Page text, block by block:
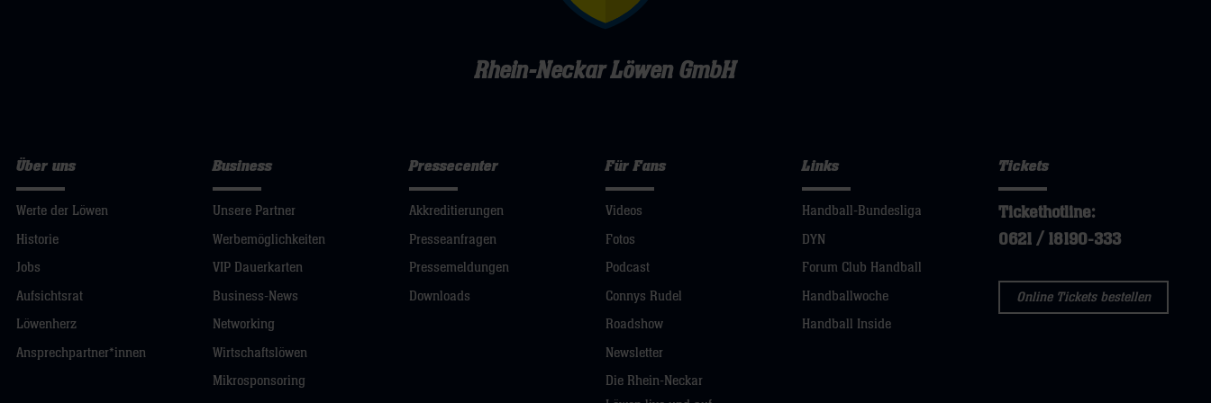
Rhein-Neckar Löwen GmbH
Über uns
Werte der Löwen
Historie
Jobs
Aufsichtsrat
Löwenherz
Ansprechpartner*innen
Business
Unsere Partner
Werbemöglichkeiten
VIP Dauerkarten
Business-News
Networking
Wirtschaftslöwen
Mikrosponsoring
Pressecenter
Akkreditierungen
Presseanfragen
Pressemeldungen
Downloads
Für Fans
Videos
Fotos
Podcast
Connys Rudel
Roadshow
Newsletter
Die Rhein-Neckar
Links
Handball-Bundesliga
DYN
Forum Club Handball
Handballwoche
Handball Inside
Tickets
Tickethotline:
0621 / 18190-333
Online Tickets bestellen